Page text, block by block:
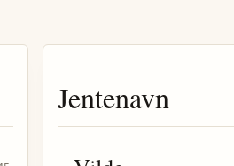
Jentenavn